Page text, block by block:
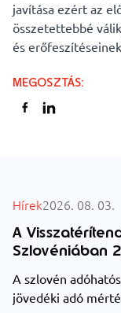
javítása ezért az
összetettebbé
és
MEGOSZTÁS:
Hírek2026. 08. 03.
A
Szlovéniában
A szlovén
jövedéki adó